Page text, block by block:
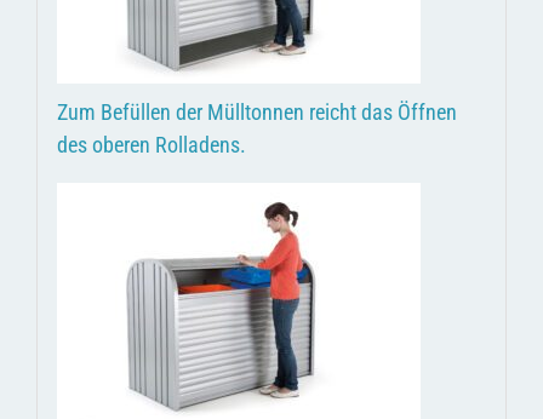
Zum Befüllen der Mülltonnen reicht das Öffnen
des oberen Rolladens.